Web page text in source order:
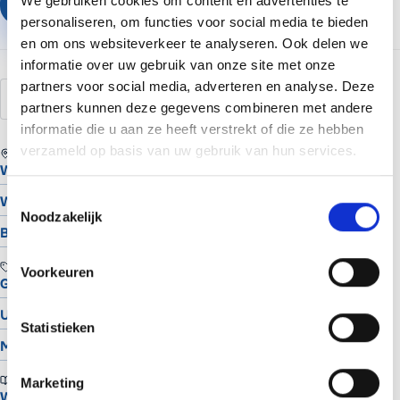
personaliseren, om functies voor social media te bieden
en om ons websiteverkeer te analyseren. Ook delen we
informatie over uw gebruik van onze site met onze
partners voor social media, adverteren en analyse. Deze
partners kunnen deze gegevens combineren met andere
informatie die u aan ze heeft verstrekt of die ze hebben
verzameld op basis van uw gebruik van hun services.
Toestemmingsselectie
Noodzakelijk
Voorkeuren
Statistieken
Marketing
Plan een vrijblijvend gesprek
redirect htaccess
REGIO
Website laten maken in Assen
Website laten maken in Groningen
Bekijk alle locaties
TOOLS
Gratis Logo Maker
UTM Builder
Meta Snippet Generator
BRANCHES